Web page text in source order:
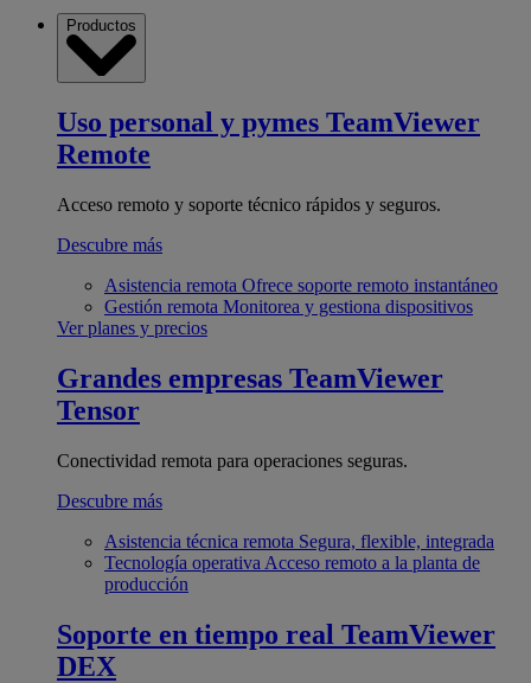
Productos
Uso personal y pymes TeamViewer
Remote
Acceso remoto y soporte técnico rápidos y seguros.
Descubre más
Asistencia remota Ofrece soporte remoto instantáneo
Gestión remota Monitorea y gestiona dispositivos
Ver planes y precios
Grandes empresas TeamViewer
Tensor
Conectividad remota para operaciones seguras.
Descubre más
Asistencia técnica remota Segura, flexible, integrada
Tecnología operativa Acceso remoto a la planta de
producción
Soporte en tiempo real TeamViewer
DEX